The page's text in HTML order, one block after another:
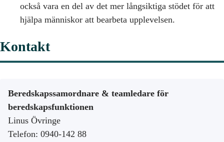
också vara en del av det mer långsiktiga stödet för att
hjälpa människor att bearbeta upplevelsen.
Kontakt
Beredskapssamordnare & teamledare för
beredskapsfunktionen
Linus Övringe
Telefon: 0940-142 88